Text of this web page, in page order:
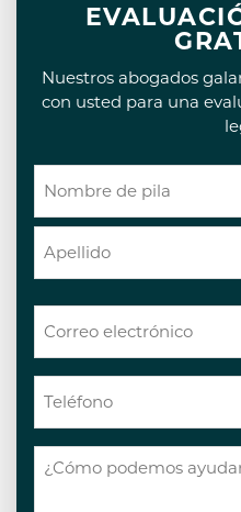
Nuestros abogados
con usted para una